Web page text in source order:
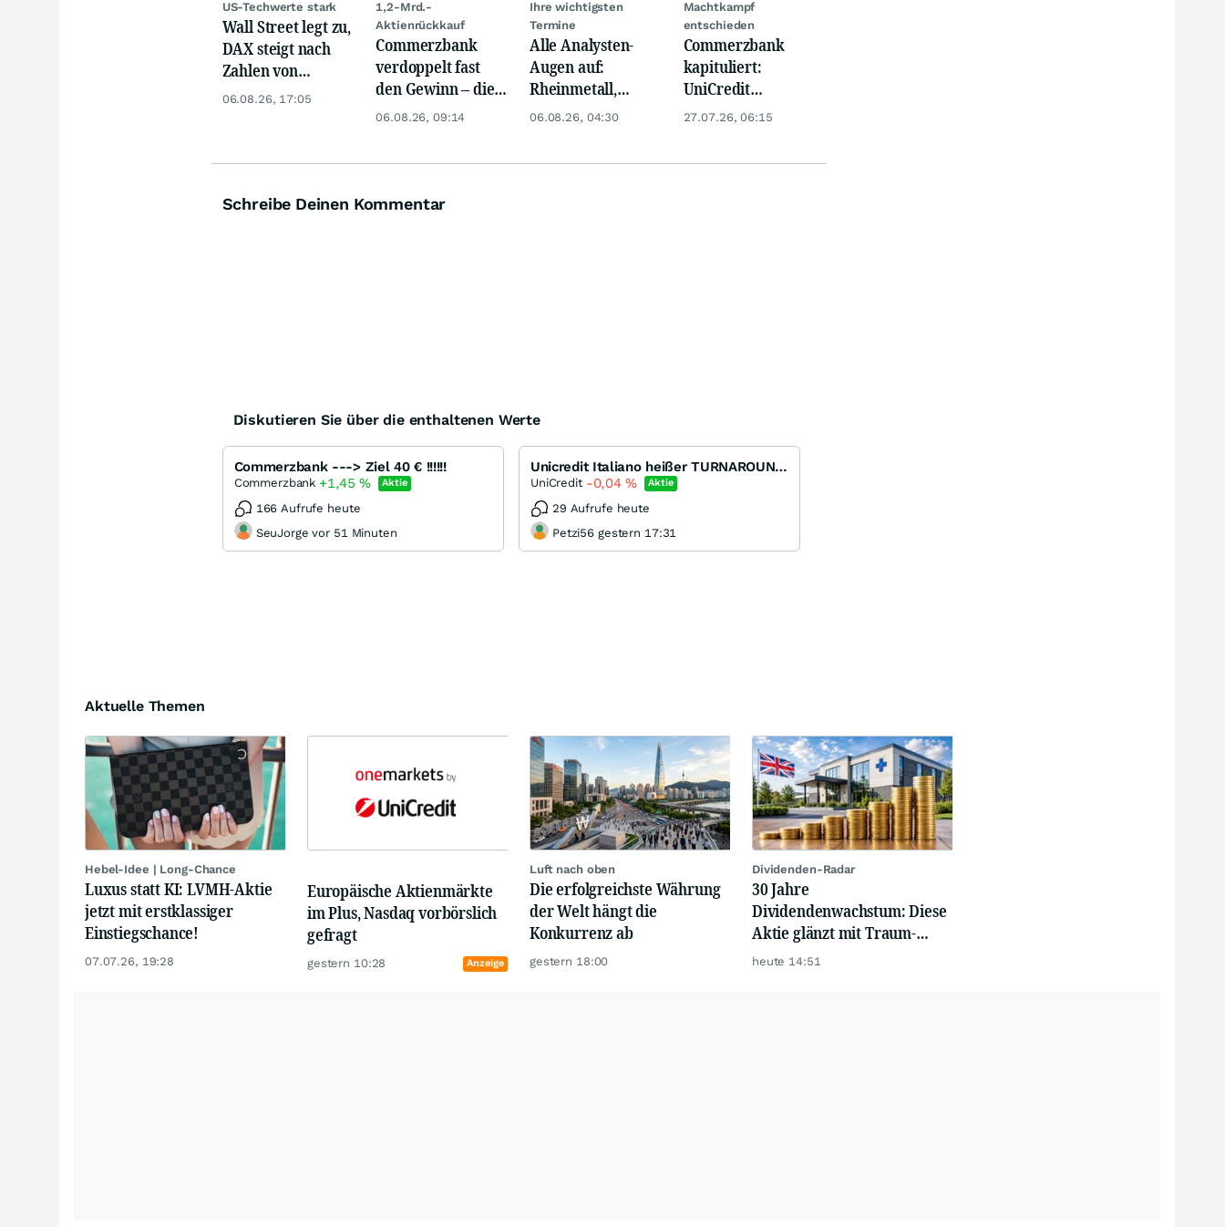
US-Techwerte stark
Wall Street legt zu,
DAX steigt nach
Zahlen von
Telekom, Henkel
06.08.26, 17:05
1,2-Mrd.-
Aktienrückkauf
Commerzbank
verdoppelt fast
den Gewinn – die
Aktie schwankt
06.08.26, 09:14
Ihre wichtigsten
Termine
Alle Analysten-
Augen auf:
Rheinmetall,
Deutsche Telekom,
06.08.26, 04:30
Machtkampf
entschieden
Commerzbank
kapituliert:
UniCredit
übernimmt wohl
27.07.26, 06:15
Schreibe Deinen Kommentar
Diskutieren Sie über die enthaltenen Werte
Commerzbank ---> Ziel 40 € !!!!!!
Commerzbank +1,45% Aktie
166 Aufrufe heute
SeuJorge vor 51 Minuten
Unicredit Italiano heißer TURNAROUND möglich ???
UniCredit -0,04% Aktie
29 Aufrufe heute
Petzi56 gestern 17:31
Aktuelle Themen
Hebel-Idee | Long-Chance
Luxus statt KI: LVMH-Aktie
jetzt mit erstklassiger
Einstiegschance!
07.07.26, 19:28
Europäische Aktienmärkte
im Plus, Nasdaq vorbörslich
gefragt
gestern 10:28 Anzeige
Luft nach oben
Die erfolgreichste Währung
der Welt hängt die
Konkurrenz ab
gestern 18:00
Dividenden-Radar
30 Jahre
Dividendenwachstum: Diese
Aktie glänzt mit Traum-
Renditen
heute 14:51